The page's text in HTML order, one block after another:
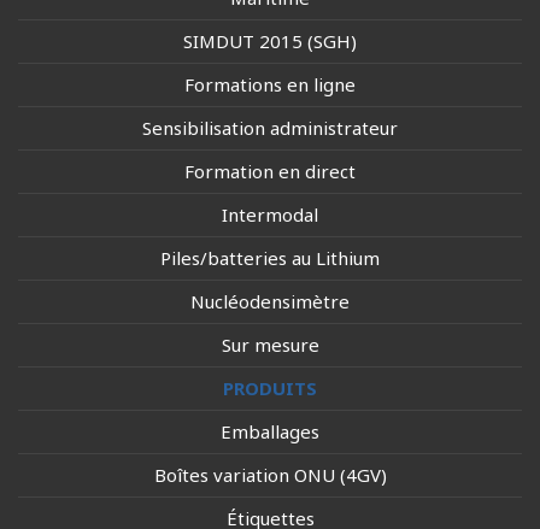
SIMDUT 2015 (SGH)
Formations en ligne
Sensibilisation administrateur
Formation en direct
Intermodal
Piles/batteries au Lithium
Nucléodensimètre
Sur mesure
PRODUITS
Emballages
Boîtes variation ONU (4GV)
Étiquettes